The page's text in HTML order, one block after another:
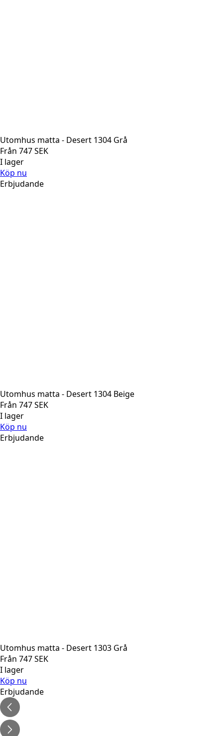
Utomhus matta - Desert 1304 Grå
Från 747SEK
I lager
Köp nu
Erbjudande
Utomhus matta - Desert 1304 Beige
Från 747SEK
I lager
Köp nu
Erbjudande
Utomhus matta - Desert 1303 Grå
Från 747SEK
I lager
Köp nu
Erbjudande